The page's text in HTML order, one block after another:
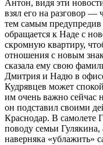
Антон, видя эти
взял его на разговор —
тем самым
обращается к Наде с
скромную квартиру,
отношения с новым
сказала ему свою
Дмитрия и Надю в
Кудрявцев может
им очень важно сейчас
он подставил своими
Краснодар. В самолете
поводу семьи
наверняка «ублажить»